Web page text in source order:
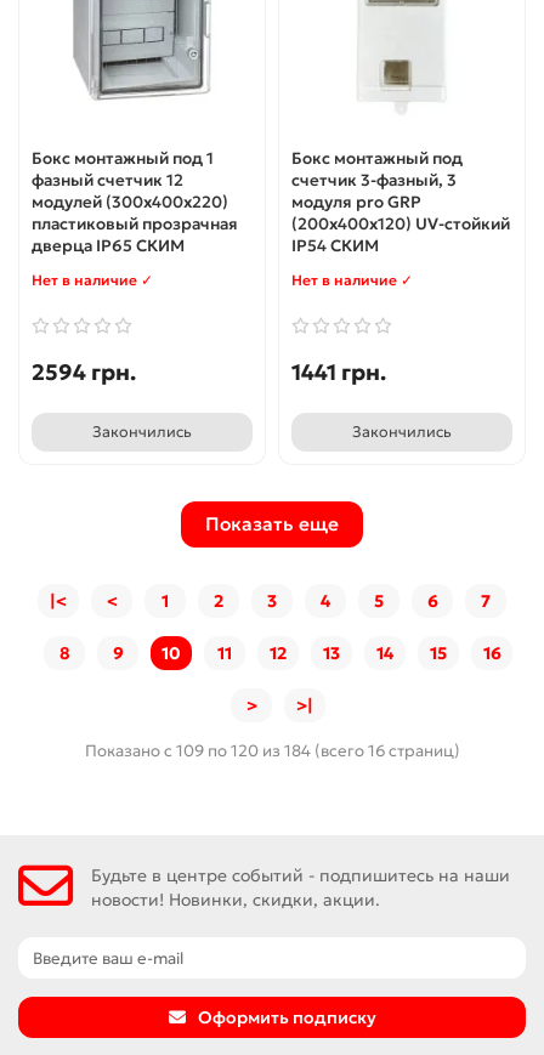
Бокс монтажный под 1
фазный счетчик 12
модулей (300x400x220)
пластиковый прозрачная
дверца IP65 СКИМ
Нет в наличие ✓
2594 грн.
Закончились
Бокс монтажный под
счетчик 3-фазный, 3
модуля pro GRP
(200х400х120) UV-стойкий
IP54 СКИМ
Нет в наличие ✓
1441 грн.
Закончились
Показать еще
|< < 1 2 3 4 5 6 7
8 9 10 11 12 13 14 15 16
> >|
Показано с 109 по 120 из 184 (всего 16 страниц)
Будьте в центре событий - подпишитесь на наши
новости! Новинки, скидки, акции.
Оформить подписку